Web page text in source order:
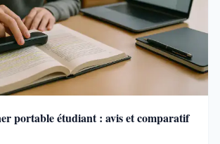
portable étudiant : avis et comparatif